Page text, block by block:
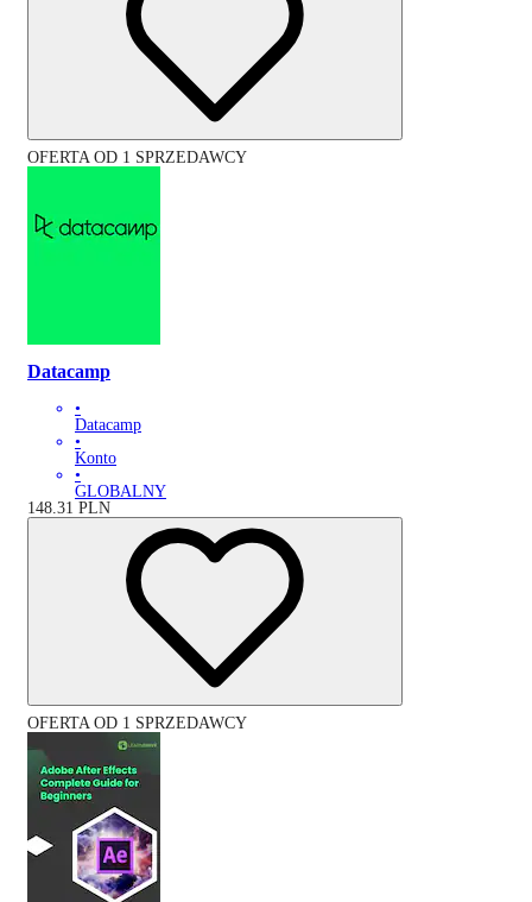
OFERTA OD 1 SPRZEDAWCY
Datacamp
•
Datacamp
•
Konto
•
GLOBALNY
148.31 PLN
OFERTA OD 1 SPRZEDAWCY